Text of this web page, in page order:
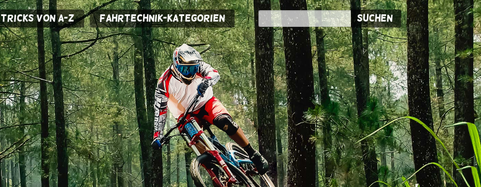
Tricks von A-Z Fahrtechnik-Kategorien Suchen